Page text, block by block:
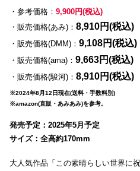
・参考価格： 9,900円(税込)
・販売価格(あみ)： 8,910円(税込)
・販売価格(DMM)： 9,108円(税込)
・販売価格(ama)： 9,663円(税込)
・販売価格(駿河)： 8,910円(税込)
※2024年8月12日現在(送料・手数料別)
※amazon(直販・あみあみ)を参考。
発売予定：2025年5月予定
サイズ：全高約170mm
大人気作品「この素晴らしい世界に